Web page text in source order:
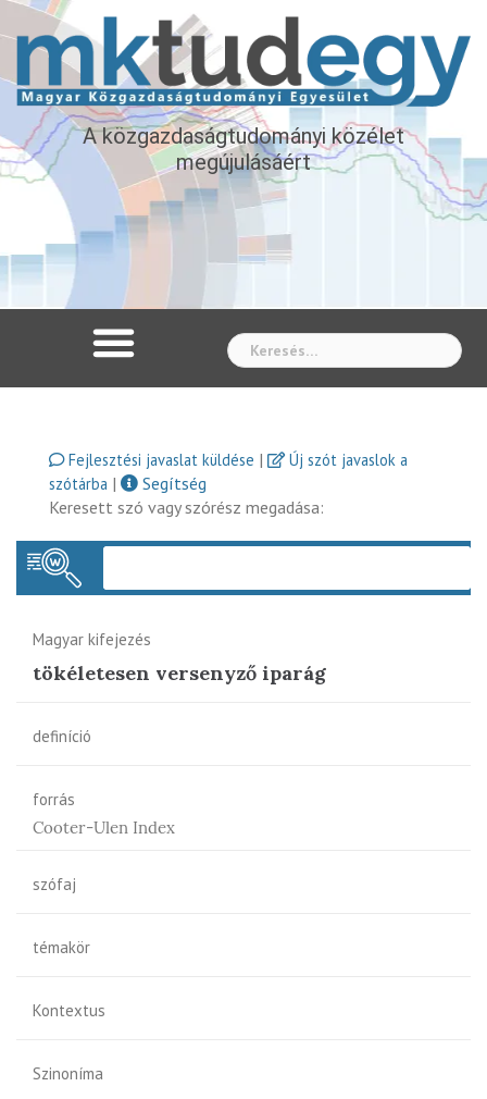
A közgazdaságtudományi közélet
megújulásáért
Fejlesztési javaslat küldése |
Új szót javaslok a
szótárba |
Segítség
Keresett szó vagy szórész megadása:
Magyar kifejezés
tökéletesen versenyző iparág
definíció
forrás
Cooter-Ulen Index
szófaj
témakör
Kontextus
Szinoníma